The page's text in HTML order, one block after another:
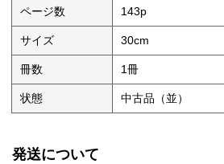
ページ数 143p
サイズ 30cm
冊数 1冊
状態 中古品（並）
発送について